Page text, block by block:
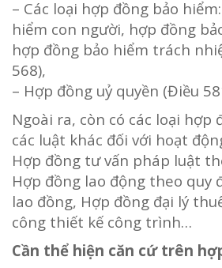
– Các loại hợp đồng bảo
hiểm con người, hợp đồng
hợp đồng bảo hiểm trách
568),
– Hợp đồng uỷ quyền (Điều
Ngoài ra, còn có các loại hợp
các luật khác đối với hoạt
Hợp đồng tư vấn pháp luật
Hợp đồng lao động theo quy
lao đồng, Hợp đồng đại lý
công thiết kế công trình…
Cần thể hiện căn cứ trên